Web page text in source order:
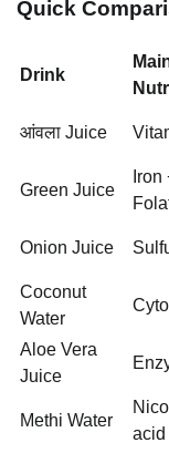
Quick
Drink
आंवला Juice
Green Juice
Iron
Onion Juice
Coconut
Water
Aloe Vera
Juice
Methi Water
acid